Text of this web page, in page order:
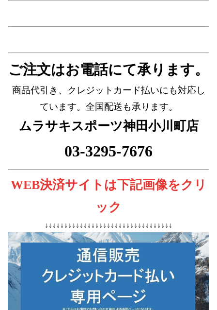
ご注文はお電話にて承ります。
商品代引き、クレジットカード払いにも対応し
ています。全国配送も承ります。
ムラサキスポーツ神田小川町店
03-3295-7676
WEB決済サイトは下記画像をクリ
ック
↓↓↓↓↓↓↓↓↓↓↓↓↓↓↓↓↓↓↓↓↓↓↓↓↓↓↓↓↓↓↓↓↓